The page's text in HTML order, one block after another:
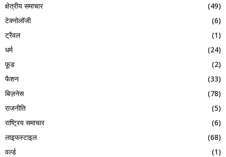
क्षेत्रीय समाचार
(49)
टेक्नोलॉजी
(6)
ट्रैवल
(1)
धर्म
(24)
फ़ूड
(2)
फैशन
(33)
बिज़नेस
(78)
राजनीति
(5)
राष्ट्रिय समाचार
(6)
लाइफस्टाइल
(68)
वर्ल्ड
(1)